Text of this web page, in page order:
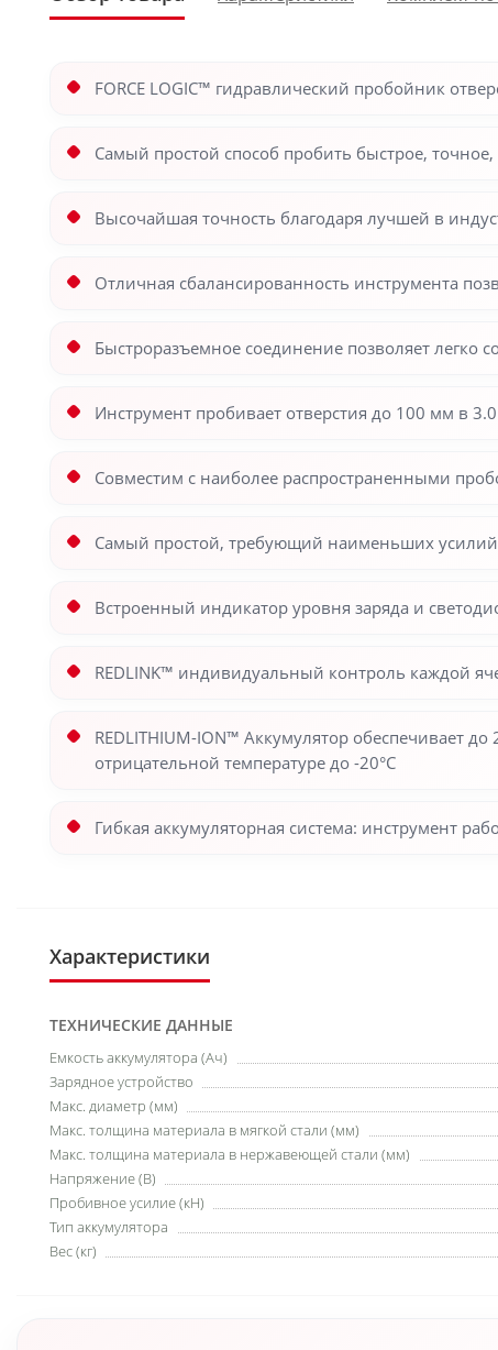
FORCE LOGIC™ гидравлический пробойник
Самый простой способ пробить быстрое, точное,
Высочайшая точность благодаря лучшей в
Отличная сбалансированность инструмента
Быстроразъемное соединение позволяет легко
Инструмент пробивает отверстия до 100 мм в
Совместим с наиболее распространенными
Самый простой, требующий наименьших усилий
Встроенный индикатор уровня заряда и
REDLINK™ индивидуальный контроль каждой
REDLITHIUM-ION™ Аккумулятор обеспечивает
отрицательной температуре до -20°С
Гибкая аккумуляторная система: инструмент
Характеристики
ТЕХНИЧЕСКИЕ ДАННЫЕ
Емкость аккумулятора (Ач)
Зарядное устройство
Макс. диаметр (мм)
Макс. толщина материала в мягкой стали (мм)
Макс. толщина материала в нержавеющей стали (мм)
Напряжение (В)
Пробивное усилие (кН)
Тип аккумулятора
Вес (кг)